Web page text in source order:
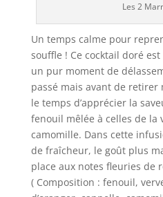
Les 2
Un temps calme pour
souffle ! Ce cocktail doré
un pur moment de
passé mais avant de retirer
le temps d’apprécier la
fenouil mêlée à celles de la
camomille. Dans cette
de fraîcheur, le goût plus
place aux notes fleuries de
( Composition : fenouil,